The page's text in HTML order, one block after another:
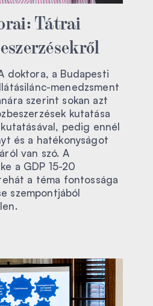
Tátrai
doktora, a Budapesti
menedzsment
szerint sokan azt
kutatása
pedig ennél
és a hatékonyságot
van szó. A
a GDP 15-20
a téma fontossága
szempontjából